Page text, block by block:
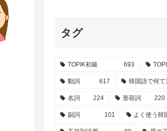
タグ
TOPIK初級 693
動詞 617 韓国語で何て
名詞 224 形容詞 220
副詞 101 よく使う韓